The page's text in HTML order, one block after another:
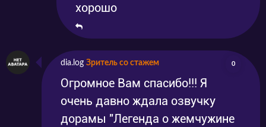
хорошо
dia.log Зритель со стажем 0
Огромное Вам спасибо!!! Я
очень давно ждала озвучку
дорамы "Легенда о жемчужине